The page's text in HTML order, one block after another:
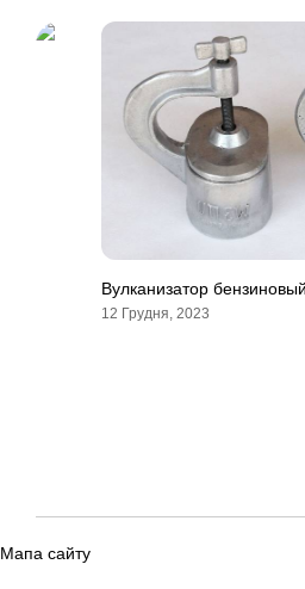
Вулканизатор
12 Грудня, 2023
Мапа сайту